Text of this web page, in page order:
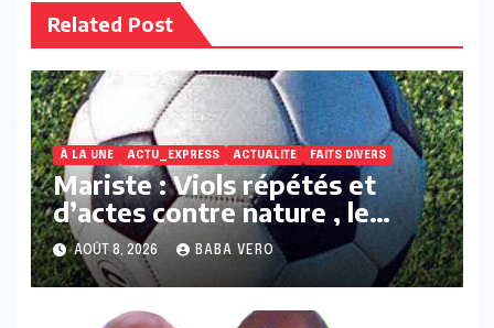
Related Post
À LA UNE ACTU_EXPRESS ACTUALITE FAITS DIVERS
Mariste : Viols répétés et
d’actes contre nature , le
coach A. A. Babou déféré au
parquet
AOÛT 8, 2026 BABA VERO